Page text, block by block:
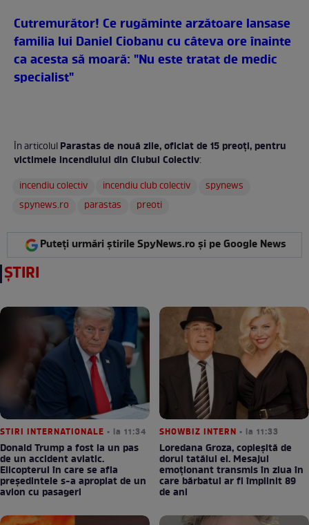
Cutremurător! Ce rugăminte arzătoare lansase
familia lui Daniel Ciobanu cu câteva ore înainte
ca acesta să moară: "Nu este tratat de medic
specialist"
În articolulParastas de nouă zile, oficiat de 15 preoţi, pentru
victimele incendiului din Clubul Colectiv:
incendiu colectiv
incendiu club colectiv
spynews
spynews.ro
parastas preoti
Puteți urmări știrile SpyNews.ro și pe Google News
ȘTIRI
STIRI INTERNATIONALE • la 11:34
Donald Trump a fost la un pas
de un accident aviatic.
Elicopterul în care se afla
președintele s-a apropiat de un
avion cu pasageri
SHOWBIZ INTERN • la 11:33
Loredana Groza, copleșită de
dorul tatălui ei. Mesajul
emoționant transmis în ziua în
care bărbatul ar fi împlinit 89
de ani